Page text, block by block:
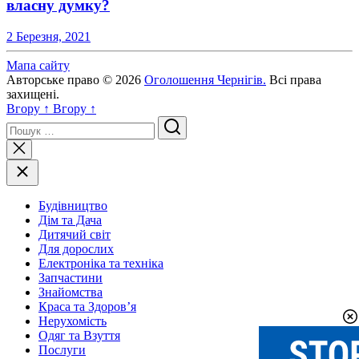
власну думку?
2 Березня, 2021
Мапа сайту
Авторське право © 2026 Оголошення Чернігів. Всі права
захищені.
Вгору ↑ Вгору ↑
Пошук
Будівництво
Дім та Дача
Дитячий світ
Для дорослих
Електроніка та техніка
Запчастини
Знайомства
Краса та Здоров’я
Нерухомість
Одяг та Взуття
Послуги